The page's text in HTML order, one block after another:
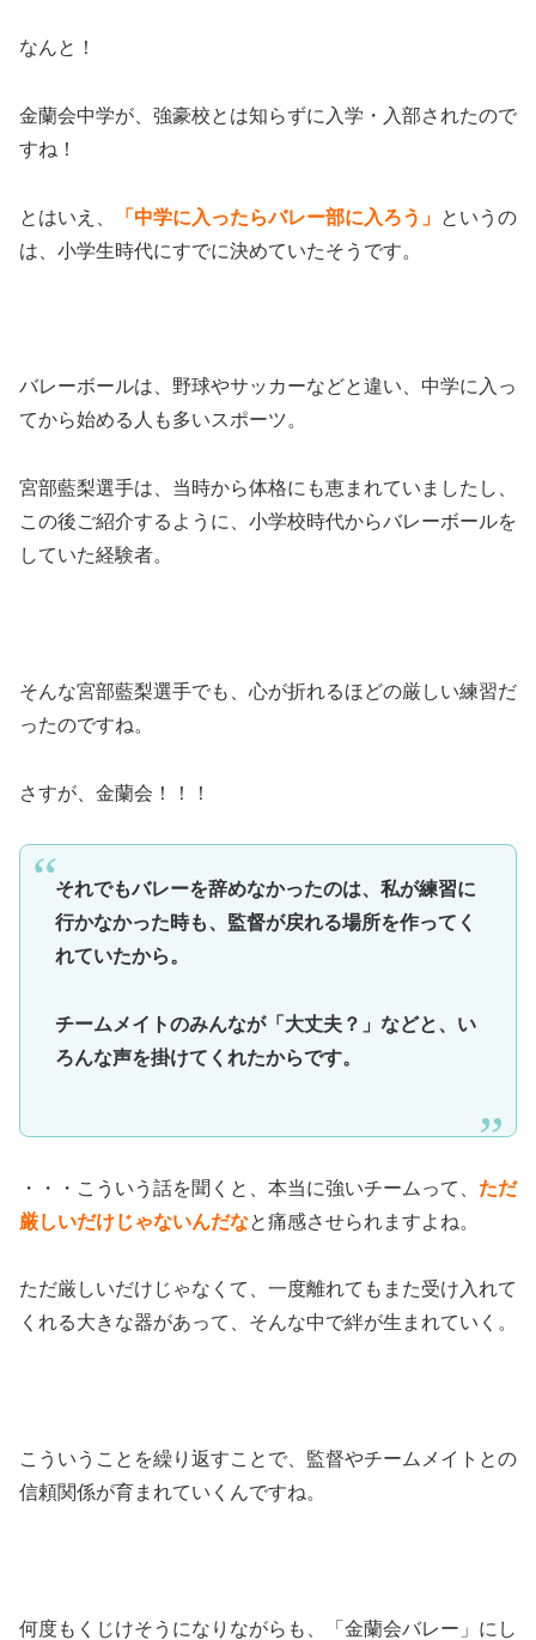
なんと！
金蘭会中学が、強豪校とは知らずに入学・入部されたので
すね！
とはいえ、 「中学に入ったらバレー部に入ろう」 というの
は、小学生時代にすでに決めていたそうです。
バレーボールは、野球やサッカーなどと違い、中学に入っ
てから始める人も多いスポーツ。
宮部藍梨選手は、当時から体格にも恵まれていましたし、
この後ご紹介するように、小学校時代からバレーボールを
していた経験者。
そんな宮部藍梨選手でも、心が折れるほどの厳しい練習だ
ったのですね。
さすが、金蘭会！！！
それでもバレーを辞めなかったのは、私が練習に
行かなかった時も、監督が戻れる場所を作ってく
れていたから。
チームメイトのみんなが「大丈夫？」などと、い
ろんな声を掛けてくれたからです。
・・・こういう話を聞くと、本当に強いチームって、 ただ
厳しいだけじゃないんだなと痛感させられますよね。
ただ厳しいだけじゃなくて、一度離れてもまた受け入れて
くれる大きな器があって、そんな中で絆が生まれていく。
こういうことを繰り返すことで、監督やチームメイトとの
信頼関係が育まれていくんですね。
何度もくじけそうになりながらも、「金蘭会バレー」にし